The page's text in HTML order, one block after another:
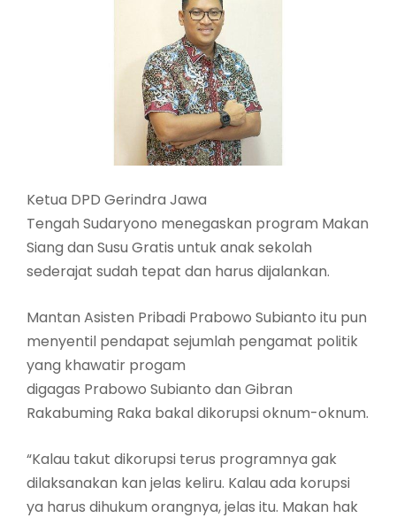
Ketua DPD Gerindra Jawa
Tengah Sudaryono menegaskan program Makan
Siang dan Susu Gratis untuk anak sekolah
sederajat sudah tepat dan harus dijalankan.
Mantan Asisten Pribadi Prabowo Subianto itu pun
menyentil pendapat sejumlah pengamat politik
yang khawatir progam
digagas Prabowo Subianto dan Gibran
Rakabuming Raka bakal dikorupsi oknum-oknum.
“Kalau takut dikorupsi terus programnya gak
dilaksanakan kan jelas keliru. Kalau ada korupsi
ya harus dihukum orangnya, jelas itu. Makan hak